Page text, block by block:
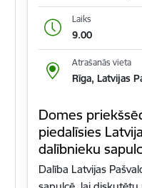
Laiks
9.00
Atrašanās vieta
Rīga, Latvijas
Domes
piedalīsies
dalībnieku
Dalība Latvijas